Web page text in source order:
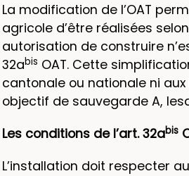
La modification de l’OAT
agricole d’être réalisées
autorisation de construire
32abis OAT. Cette
cantonale ou nationale ni
objectif de sauvegarde A,
Les conditions de l’art. 32abis
L’installation doit respecter